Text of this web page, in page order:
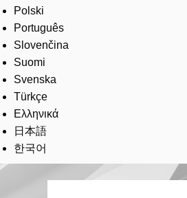
Polski
Português
Slovenčina
Suomi
Svenska
Türkçe
Ελληνικά
日本語
한국어